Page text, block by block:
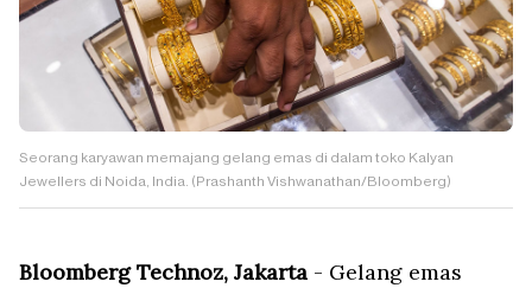
Seorang karyawan memajang gelang emas di dalam toko Kalyan
Jewellers di Noida, India. (Prashanth Vishwanathan/Bloomberg)
Bloomberg Technoz, Jakarta - Gelang emas